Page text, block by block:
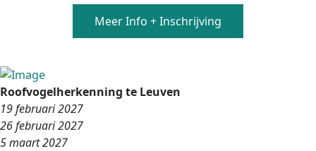
Meer Info + Inschrijving
Roofvogelherkenning te Leuven
19 februari 2027
26 februari 2027
5 maart 2027